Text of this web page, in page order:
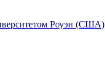
Роуэн (США)